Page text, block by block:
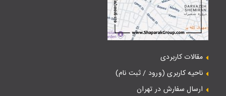
مقالات کاربردی
ناحیه کاربری (ورود / ثبت نام)
ارسال سفارش در تهران